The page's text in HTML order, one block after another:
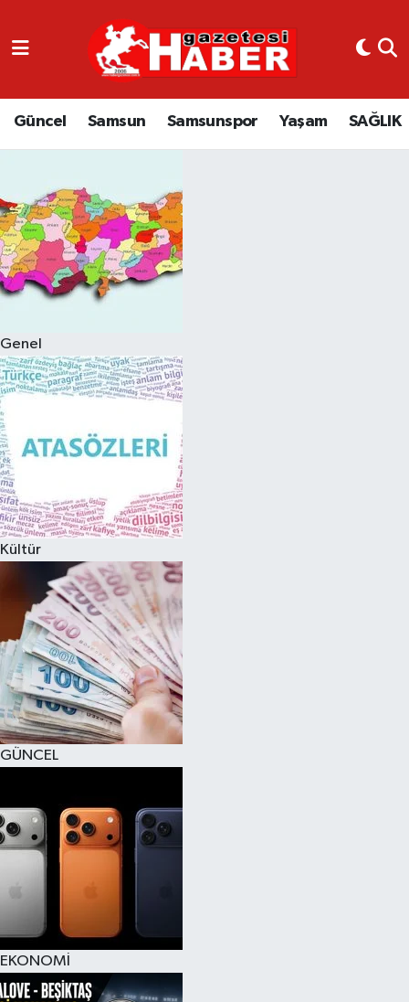
Güncel Samsun Samsunspor Yaşam SAĞLIK
Genel
Kültür
GÜNCEL
EKONOMİ
GÜNCEL
SAMSUN
EKONOMİ
YAŞAM